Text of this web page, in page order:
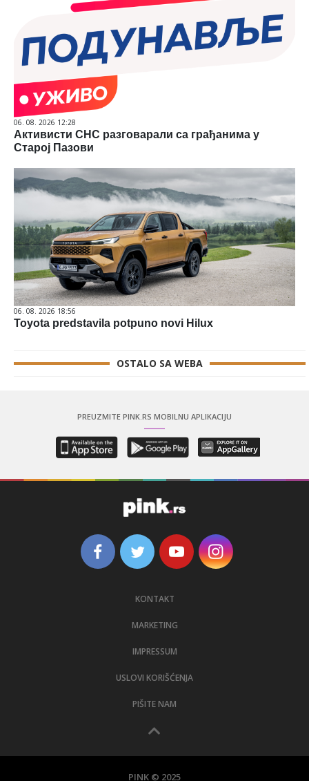
06. 08. 2026 12:28
Активисти СНС разговарали са грађанима у
Старој Пазови
06. 08. 2026 18:56
Toyota predstavila potpuno novi Hilux
OSTALO SA WEBA
PREUZMITE PINK.RS MOBILNU APLIKACIJU
KONTAKT
MARKETING
IMPRESSUM
USLOVI KORIŠĆENJA
PIŠITE NAM
PINK © 2025